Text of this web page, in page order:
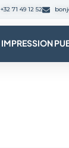
+32 71 49 12 52
IMPRESSION